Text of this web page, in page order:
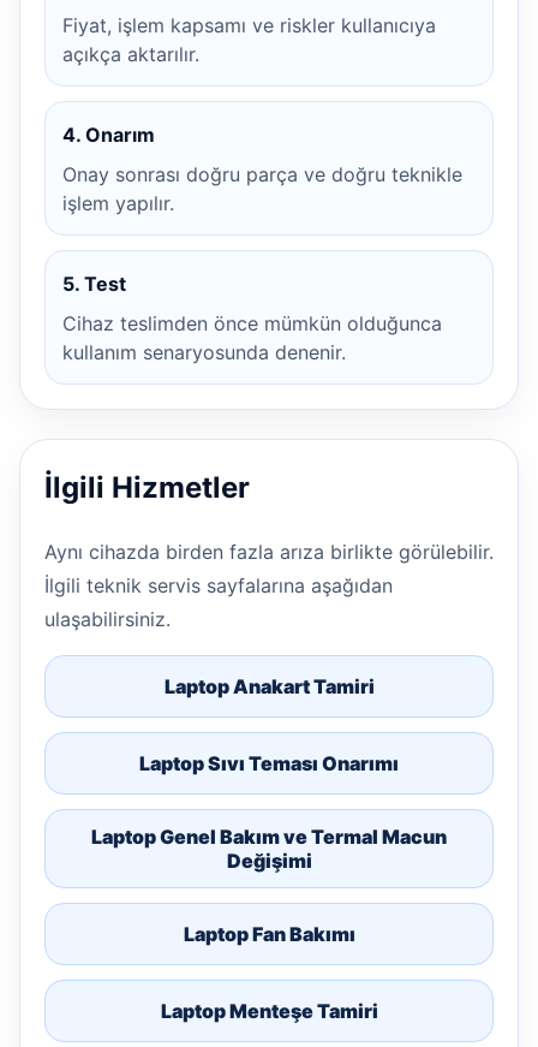
Fiyat, işlem kapsamı ve riskler kullanıcıya
açıkça aktarılır.
4. Onarım
Onay sonrası doğru parça ve doğru teknikle
işlem yapılır.
5. Test
Cihaz teslimden önce mümkün olduğunca
kullanım senaryosunda denenir.
İlgili Hizmetler
Aynı cihazda birden fazla arıza birlikte görülebilir.
İlgili teknik servis sayfalarına aşağıdan
ulaşabilirsiniz.
Laptop Anakart Tamiri
Laptop Sıvı Teması Onarımı
Laptop Genel Bakım ve Termal Macun
Değişimi
Laptop Fan Bakımı
Laptop Menteşe Tamiri